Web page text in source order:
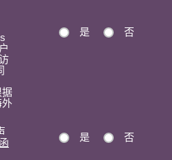
据
外
是 否
是 否